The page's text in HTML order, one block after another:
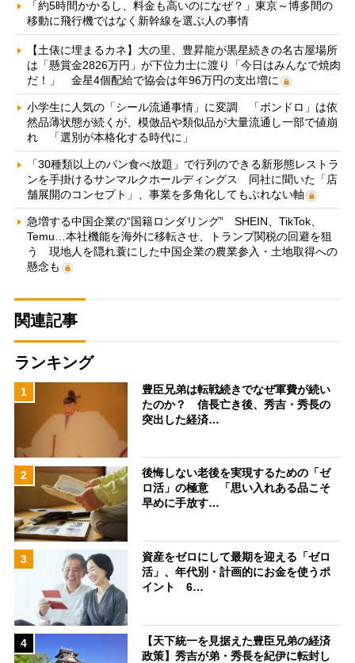
「約5時間かかるし、料金も高いのになぜ？」東京～博多間の
移動に飛行機ではなく新幹線を選ぶ人の事情
【土俵に埋まるカネ】大の里、豊昇龍が黒星続きの名古屋場所
は「懸賞金2826万円」が下位力士に渡り「今日はみんなで焼肉
だ！」 金星4個配給で協会は年96万円の支出増に
小学生に人気の「シール流通事情」に変調 「ボンドロ」は依
然品薄状態が続くが、模倣品や類似品が大量流通し一部で値崩
れ 「選別が本格化する時代に」
「30種類以上のパン食べ放題」で行列のできる新形態レストラ
ンを手掛けるサンマルクホールディングス 同社に聞いた「店
舗展開のコンセプト」、事業を多角化してもぶれない軸
急増する中国企業の“国籍ロンダリング” SHEIN、TikTok、
Temu…本社機能を海外に移転させ、トランプ関税の回避を狙
う 現地人を隠れ蓑にした中国企業の農業参入・土地取得への
懸念も
関連記事
ランキング
1
豊臣兄弟は転戦続きでなぜ軍費が続い
たのか？ 信長亡き後、秀吉・秀長の
突出した経済…
2
後悔しない老後を実現するための「ゼ
ロ活」の極意 「思い入れある品こそ
早めに手放す…
3
資産をゼロにして最期を迎える「ゼロ
活」、年代別・計画的にお金を使うポ
イント 6…
4
【天下統一を見据えた豊臣兄弟の経済
政策】秀吉が弟・秀長を紀伊に転封し